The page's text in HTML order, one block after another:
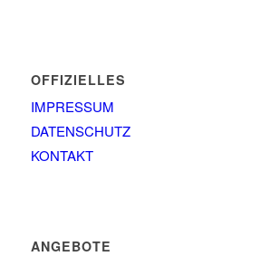
OFFIZIELLES
IMPRESSUM
DATENSCHUTZ
KONTAKT
ANGEBOTE